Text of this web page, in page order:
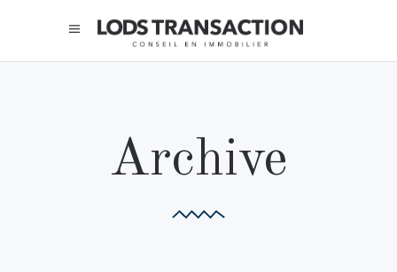
Archive